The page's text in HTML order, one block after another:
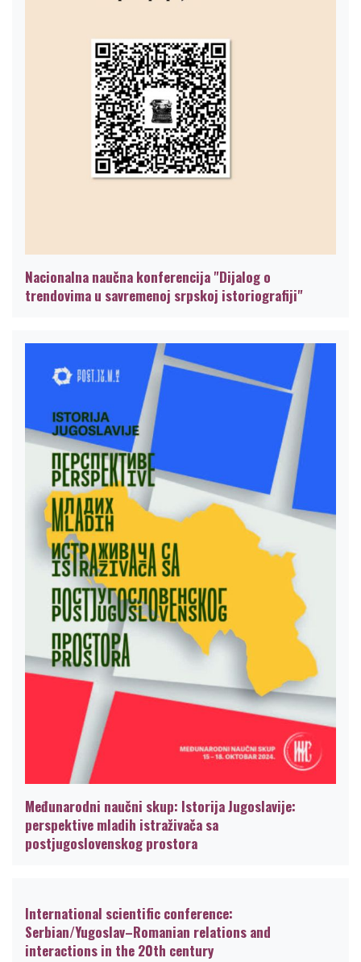
Nacionalna naučna konferencija "Dijalog o
trendovima u savremenoj srpskoj istoriografiji"
Međunarodni naučni skup: Istorija Jugoslavije:
perspektive mladih istraživača sa
postjugoslovenskog prostora
International scientific conference:
Serbian/Yugoslav–Romanian relations and
interactions in the 20th century